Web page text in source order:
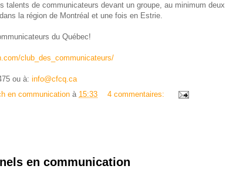
talents de communicateurs devant un groupe, au minimum deux
la région de Montréal et une fois en Estrie.
du Québec!
club_des_communicateurs/
ou à: info@cfcq.ca
en communication à 15:33 4 commentaires:
en communication